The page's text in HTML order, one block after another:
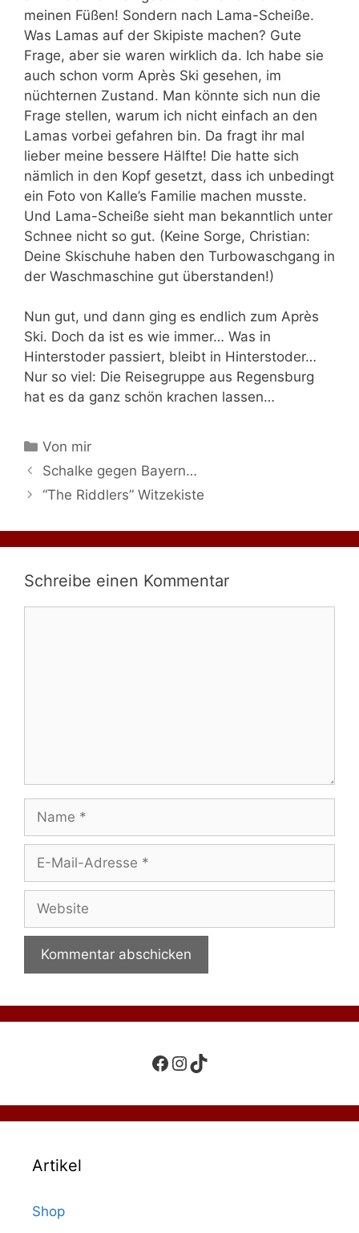
meinen Füßen! Sondern nach Lama-Scheiße.
Was Lamas auf der Skipiste machen? Gute
Frage, aber sie waren wirklich da. Ich habe sie
auch schon vorm Après Ski gesehen, im
nüchternen Zustand. Man könnte sich nun die
Frage stellen, warum ich nicht einfach an den
Lamas vorbei gefahren bin. Da fragt ihr mal
lieber meine bessere Hälfte! Die hatte sich
nämlich in den Kopf gesetzt, dass ich unbedingt
ein Foto von Kalle’s Familie machen musste.
Und Lama-Scheiße sieht man bekanntlich unter
Schnee nicht so gut. (Keine Sorge, Christian:
Deine Skischuhe haben den Turbowaschgang in
der Waschmaschine gut überstanden!)
Nun gut, und dann ging es endlich zum Après
Ski. Doch da ist es wie immer… Was in
Hinterstoder passiert, bleibt in Hinterstoder…
Nur so viel: Die Reisegruppe aus Regensburg
hat es da ganz schön krachen lassen…
Kategorien
Von mir
Schalke gegen Bayern…
“The Riddlers” Witzekiste
Schreibe einen Kommentar
Name
Adresse
Website
Facebook
Instagram
TikTok
Artikel
Shop